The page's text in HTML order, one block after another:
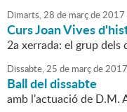
Dimarts,28 de marçde2017
Curs Joan Vives
2a xerrada: el grup dels
Dissabte,25 de marçde2017
Ball del dissabte
amb l'actuació de D.M.